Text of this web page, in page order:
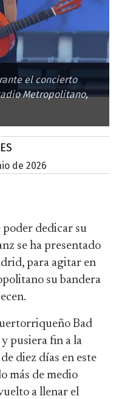
el concierto
Metropolitano,
de 2026
dedicar su
se ha presentado
para agitar en
su bandera
Bad
pusiera fin a la
diez días en este
más de medio
a llenar el